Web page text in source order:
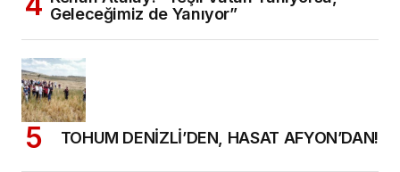
Geleceğimiz de Yanıyor”
TOHUM DENİZLİ’DEN, HASAT AFYON’DAN!